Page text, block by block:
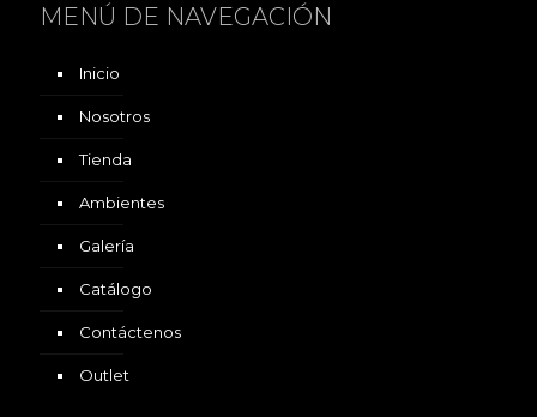
MENÚ DE NAVEGACIÓN
Inicio
Nosotros
Tienda
Ambientes
Galería
Catálogo
Contáctenos
Outlet